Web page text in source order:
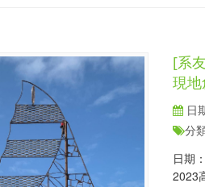
[系
現
日
分
日期
2023